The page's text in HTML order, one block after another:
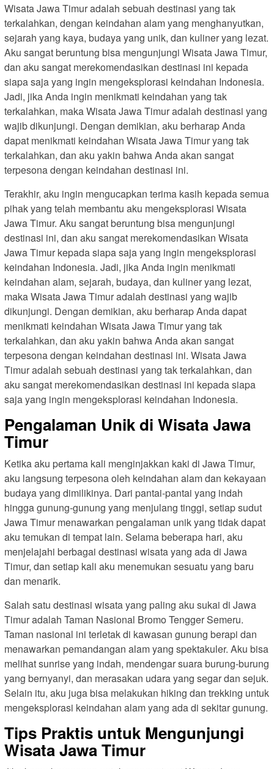
Wisata Jawa Timur adalah sebuah destinasi yang tak
terkalahkan, dengan keindahan alam yang menghanyutkan,
sejarah yang kaya, budaya yang unik, dan kuliner yang lezat.
Aku sangat beruntung bisa mengunjungi Wisata Jawa Timur,
dan aku sangat merekomendasikan destinasi ini kepada
siapa saja yang ingin mengeksplorasi keindahan Indonesia.
Jadi, jika Anda ingin menikmati keindahan yang tak
terkalahkan, maka Wisata Jawa Timur adalah destinasi yang
wajib dikunjungi. Dengan demikian, aku berharap Anda
dapat menikmati keindahan Wisata Jawa Timur yang tak
terkalahkan, dan aku yakin bahwa Anda akan sangat
terpesona dengan keindahan destinasi ini.
Terakhir, aku ingin mengucapkan terima kasih kepada semua
pihak yang telah membantu aku mengeksplorasi Wisata
Jawa Timur. Aku sangat beruntung bisa mengunjungi
destinasi ini, dan aku sangat merekomendasikan Wisata
Jawa Timur kepada siapa saja yang ingin mengeksplorasi
keindahan Indonesia. Jadi, jika Anda ingin menikmati
keindahan alam, sejarah, budaya, dan kuliner yang lezat,
maka Wisata Jawa Timur adalah destinasi yang wajib
dikunjungi. Dengan demikian, aku berharap Anda dapat
menikmati keindahan Wisata Jawa Timur yang tak
terkalahkan, dan aku yakin bahwa Anda akan sangat
terpesona dengan keindahan destinasi ini. Wisata Jawa
Timur adalah sebuah destinasi yang tak terkalahkan, dan
aku sangat merekomendasikan destinasi ini kepada siapa
saja yang ingin mengeksplorasi keindahan Indonesia.
Pengalaman Unik di Wisata Jawa
Timur
Ketika aku pertama kali menginjakkan kaki di Jawa Timur,
aku langsung terpesona oleh keindahan alam dan kekayaan
budaya yang dimilikinya. Dari pantai-pantai yang indah
hingga gunung-gunung yang menjulang tinggi, setiap sudut
Jawa Timur menawarkan pengalaman unik yang tidak dapat
aku temukan di tempat lain. Selama beberapa hari, aku
menjelajahi berbagai destinasi wisata yang ada di Jawa
Timur, dan setiap kali aku menemukan sesuatu yang baru
dan menarik.
Salah satu destinasi wisata yang paling aku sukai di Jawa
Timur adalah Taman Nasional Bromo Tengger Semeru.
Taman nasional ini terletak di kawasan gunung berapi dan
menawarkan pemandangan alam yang spektakuler. Aku bisa
melihat sunrise yang indah, mendengar suara burung-burung
yang bernyanyi, dan merasakan udara yang segar dan sejuk.
Selain itu, aku juga bisa melakukan hiking dan trekking untuk
mengeksplorasi keindahan alam yang ada di sekitar gunung.
Tips Praktis untuk Mengunjungi
Wisata Jawa Timur